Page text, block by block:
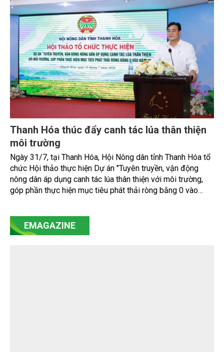
Thanh Hóa thúc đẩy canh tác lúa thân thiện
môi trường
Ngày 31/7, tại Thanh Hóa, Hội Nông dân tỉnh Thanh Hóa tổ
chức Hội thảo thực hiện Dự án "Tuyên truyền, vận động
nông dân áp dụng canh tác lúa thân thiện với môi trường,
góp phần thực hiện mục tiêu phát thải ròng bằng 0 vào
nghiên cứu, doanh nghiệp, hợp tác xã và nông dân đang
trực tiếp triển khai mô hình sản xuất lúa phát thải thấp.
EMAGAZINE